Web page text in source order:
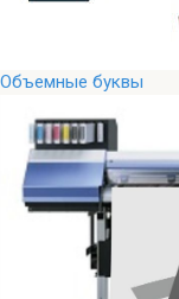
Объемные буквы